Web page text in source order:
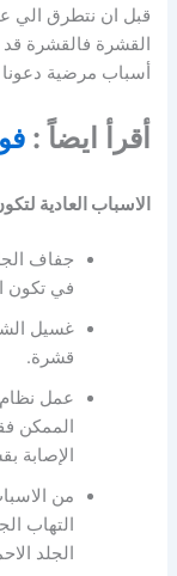
قبل ان نتطرق الي
القشرة فالقشرة قد
أسباب مرضية دعونا
أقرأ ايضاً :
الاسباب العادية
جفاف
في تكون
غسيل
قشرة.
عمل
الممكن
الإصابة
من
التهاب
الجلد